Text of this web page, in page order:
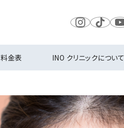
料金表 INO クリニックについて